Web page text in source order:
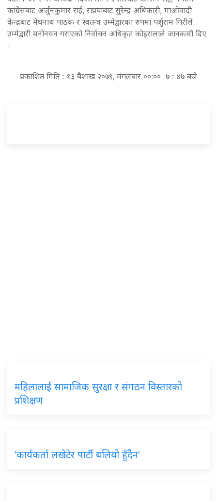
कांग्रेसबाट अर्जुनकुमार राई, राप्रपाबाट सुरेन्द्र अधिकारी, माओवादी
केन्द्रबाट मेघनाथ पाठक र स्वतन्त्र उम्मेद्वारका रुपमा पर्शुराम गिरीले
उम्मेद्वारी मनोनयन गराएको निर्वाचन अधिकृत कोइरालाले जानकारी दिए
।
प्रकाशित मिति : १३ बैशाख २०७९, मंगलबार ००:०० ७ : ४७ बजे
महिलालाई सामाजिक सुरक्षा र संगठन विस्तारको
प्रशिक्षण
‘कार्यकर्ता लखेटेर पार्टी बलियो हुँदैन’